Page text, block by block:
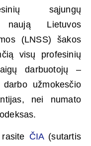
sąjungų
naują Lietuvos
(LNSS) šakos
visų profesinių
darbuotojų –
užmokesčio
nei numato
ČIA(sutartis